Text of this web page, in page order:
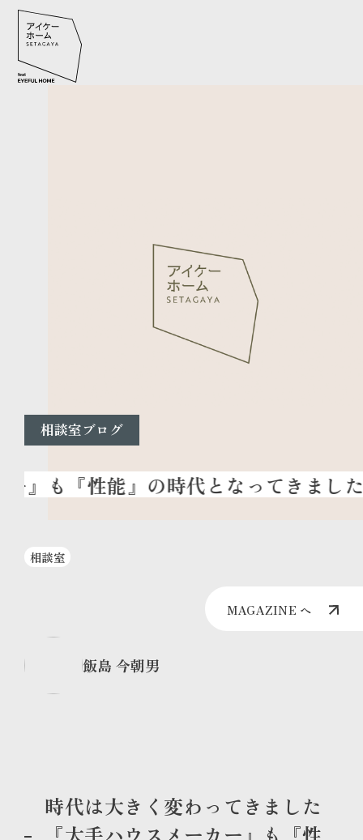
相談室ブログ
相談室
MAGAZINE へ
飯島 今朝男
時代は大きく変わってきました
『大手ハウスメーカー』も『性